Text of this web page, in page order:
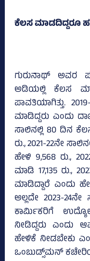
ಕೆಲಸ ಮಾಡದಿದ್ದರೂ
ಗುರುನಾಥ್‌ ಅವರ
ಅಡಿಯಲ್ಲಿ ಕೆಲಸ
ಪಾವತಿಯಾಗಿತ್ತು.
ಮಾಡಿದ್ದರು ಎಂದು
ಸಾಲಿನಲ್ಲಿ 80 ದಿನ
ರು., 2021-22ನೇ
ಹೇಳಿ 9,568 ರು.,
ಮಾಡಿ 17,135 ರು.,
ಮಾಡಿದ್ದಾರೆ ಎಂದು
ಅಲ್ಲದೇ 2023-
ಕಾರ್ಮಿಕರಿಗೆ
ನೀಡಿದ್ದರು ಎಂದು
ಹೇಳಿಕೆ ನೀಡಬೇಕು
ಒಂಬುಡ್ಸ್‌ಮನ್‌